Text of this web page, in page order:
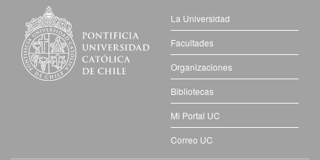
La Universidad
Facultades
Organizaciones
Bibliotecas
Mi Portal UC
Correo UC